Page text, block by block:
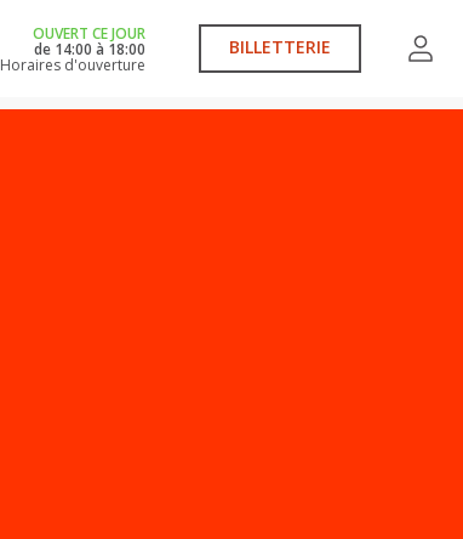
OUVERT CE JOUR
de 14:00 à 18:00
Horaires d'ouverture
BILLETTERIE